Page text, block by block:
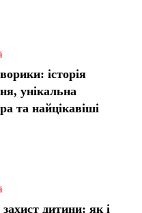
історія
унікальна
та найцікавіші
дитини: як і